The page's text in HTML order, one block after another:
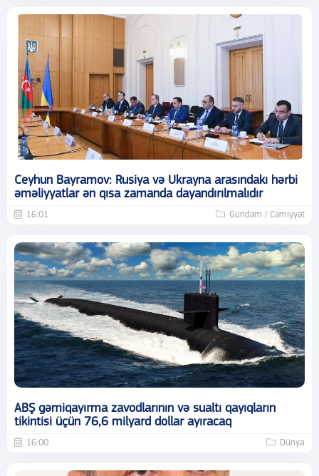
Ceyhun Bayramov: Rusiya və Ukrayna arasındakı hərbi
əməliyyatlar ən qısa zamanda dayandırılmalıdır
16:01 Gündəm / Cəmiyyət
ABŞ gəmiqayırma zavodlarının və sualtı qayıqların
tikintisi üçün 76,6 milyard dollar ayıracaq
16:00 Dünya